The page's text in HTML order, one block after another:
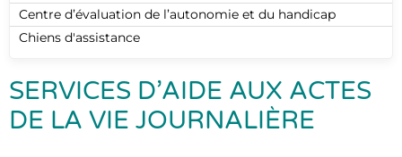
Centre d’évaluation de l’autonomie et du handicap
Chiens d'assistance
SERVICES D’AIDE AUX ACTES
DE LA VIE JOURNALIÈRE